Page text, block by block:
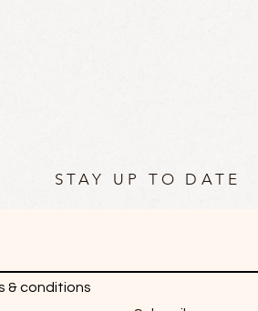
STAY UP TO DATE
& conditions